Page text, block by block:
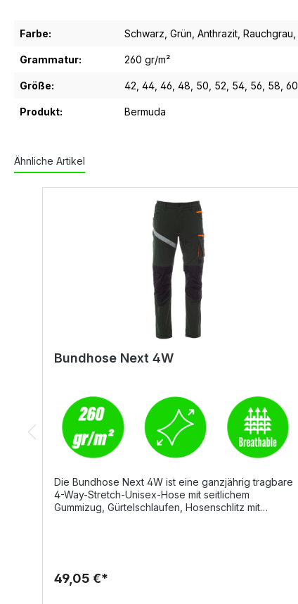
Farbe: Schwarz , Grün , Anthrazit , Rauchgrau
Grammatur: 260 gr/m²
Größe: 42 , 44 , 46 , 48 , 50 , 52 , 54 , 56 , 58 , 60
Produkt: Bermuda
Ähnliche Artikel
Bundhose Next 4W
Die Bundhose Next 4W ist eine ganzjährig tragbare
4-Way-Stretch-Unisex-Hose mit seitlichem
Gummizug, Gürtelschlaufen, Hosenschlitz mit
VordertaschenMünztasche rechtsSicherheitstasche
mit Reißverschluss linksLinkes Bein: waagrechte
49,05 €*